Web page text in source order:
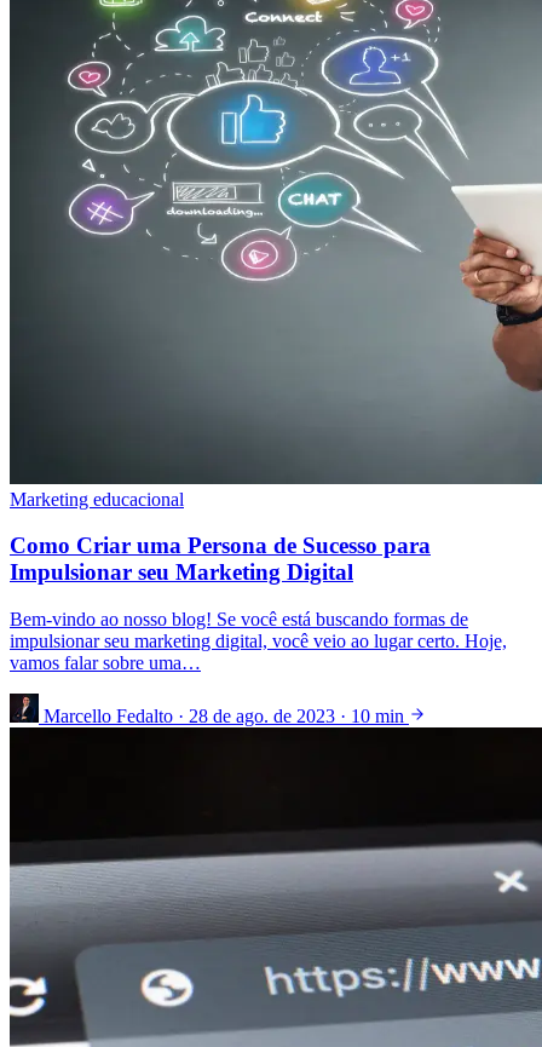
Marketing educacional
Como Criar uma Persona de Sucesso para
Impulsionar seu Marketing Digital
Bem-vindo ao nosso blog! Se você está buscando formas de
impulsionar seu marketing digital, você veio ao lugar certo. Hoje,
vamos falar sobre uma…
Marcello Fedalto · 28 de ago. de 2023 · 10 min